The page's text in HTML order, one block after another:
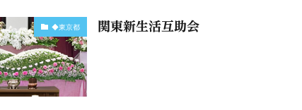
◆東京都 関東新生活互助会